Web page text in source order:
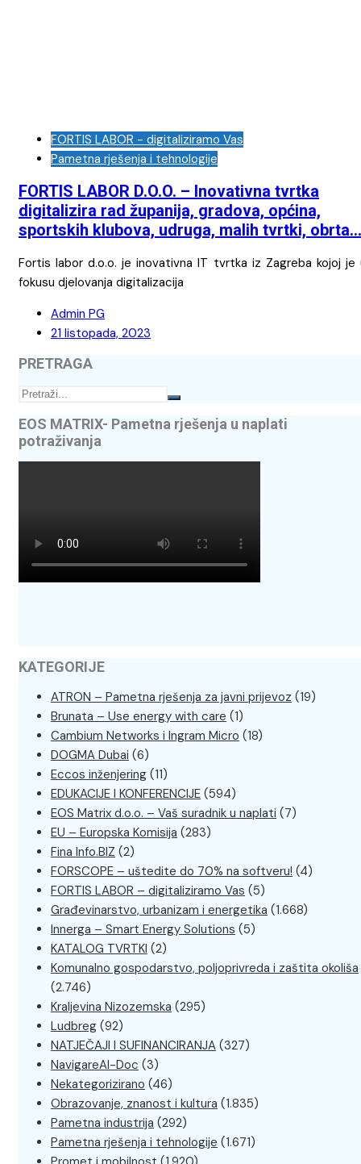
FORTIS LABOR - digitaliziramo Vas
Pametna rješenja i tehnologije
FORTIS LABOR D.O.O. – Inovativna tvrtka
digitalizira rad županija, gradova, općina,
sportskih klubova, udruga, malih tvrtki, obrta…
Fortis labor d.o.o. je inovativna IT tvrtka iz Zagreba kojoj je
fokusu djelovanja digitalizacija
Admin PG
21 listopada, 2023
PRETRAGA
EOS MATRIX- Pametna rješenja u naplati
potraživanja
KATEGORIJE
ATRON – Pametna rješenja za javni prijevoz (19)
Brunata – Use energy with care (1)
Cambium Networks i Ingram Micro (18)
DOGMA Dubai (6)
Eccos inženjering (11)
EDUKACIJE I KONFERENCIJE (594)
EOS Matrix d.o.o. – Vaš suradnik u naplati (7)
EU – Europska Komisija (283)
Fina Info.BIZ (2)
FORSCOPE – uštedite do 70% na softveru! (4)
FORTIS LABOR – digitaliziramo Vas (5)
Građevinarstvo, urbanizam i energetika (1.668)
Innerga – Smart Energy Solutions (5)
KATALOG TVRTKI (2)
Komunalno gospodarstvo, poljoprivreda i zaštita okoliša
(2.746)
Kraljevina Nizozemska (295)
Ludbreg (92)
NATJEČAJI I SUFINANCIRANJA (327)
NavigareAI-Doc (3)
Nekategorizirano (46)
Obrazovanje, znanost i kultura (1.835)
Pametna industrija (292)
Pametna rješenja i tehnologije (1.671)